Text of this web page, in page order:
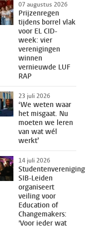
07 augustus 2026
Prijzenregen
tijdens borrel vlak
voor EL CID-
week: vier
verenigingen
winnen
vernieuwde LUF
RAP
23 juli 2026
‘We weten waar
het misgaat. Nu
moeten we leren
van wat wél
werkt’
14 juli 2026
Studentenvereniging
SIB-Leiden
organiseert
veiling voor
Education of
Changemakers:
'Voor ieder wat